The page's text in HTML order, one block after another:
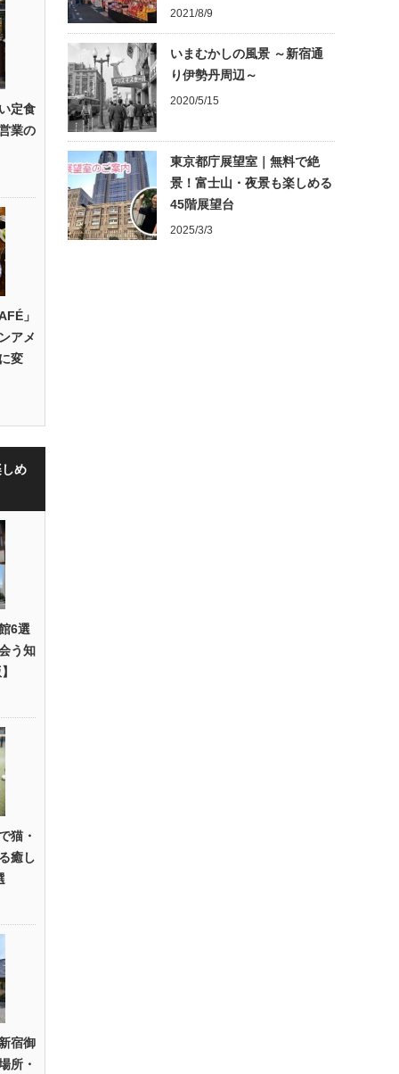
定食
業の
」
アメ
変
め
6選
う知
猫・
癒し
宿御
所・
2021/8/9
いまむかしの風景 ～新宿通
り伊勢丹周辺～
2020/5/15
東京都庁展望室｜無料で絶
景！富士山・夜景も楽しめる
45階展望台
2025/3/3